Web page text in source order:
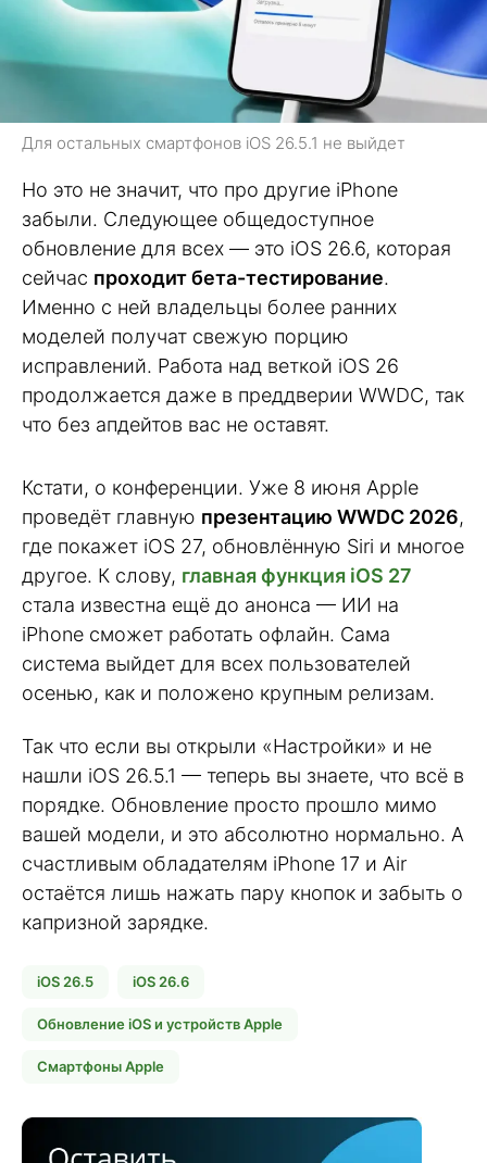
Для остальных смартфонов iOS 26.5.1 не выйдет
Но это не значит, что про другие iPhone
забыли. Следующее общедоступное
обновление для всех — это iOS 26.6, которая
сейчас проходит бета-тестирование.
Именно с ней владельцы более ранних
моделей получат свежую порцию
исправлений. Работа над веткой iOS 26
продолжается даже в преддверии WWDC, так
что без апдейтов вас не оставят.
Кстати, о конференции. Уже 8 июня Apple
проведёт главную презентацию WWDC 2026,
где покажет iOS 27, обновлённую Siri и многое
другое. К слову, главная функция iOS 27
стала известна ещё до анонса — ИИ на
iPhone сможет работать офлайн. Сама
система выйдет для всех пользователей
осенью, как и положено крупным релизам.
Так что если вы открыли «Настройки» и не
нашли iOS 26.5.1 — теперь вы знаете, что всё в
порядке. Обновление просто прошло мимо
вашей модели, и это абсолютно нормально. А
счастливым обладателям iPhone 17 и Air
остаётся лишь нажать пару кнопок и забыть о
капризной зарядке.
iOS 26.5 iOS 26.6
Обновление iOS и устройств Apple
Смартфоны Apple